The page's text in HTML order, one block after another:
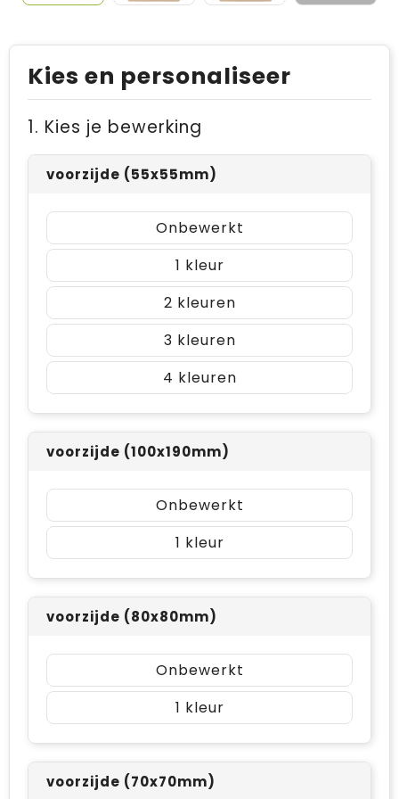
Kies en personaliseer
1. Kies je bewerking
voorzijde (55x55mm)
Onbewerkt
1
2
3
4
voorzijde (100x190mm)
Onbewerkt
1
voorzijde (80x80mm)
Onbewerkt
1
voorzijde (70x70mm)